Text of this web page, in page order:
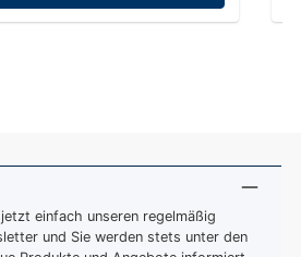
einfach unseren regelmäßig
und Sie werden stets unter den